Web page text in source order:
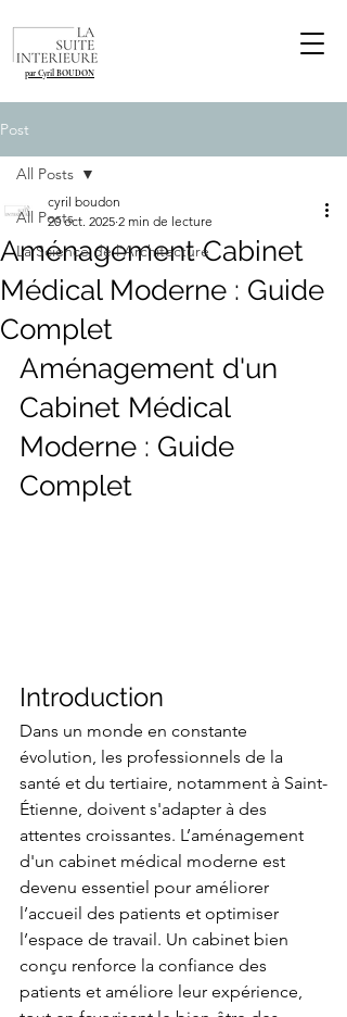
par Cyril BOUDON
Post
All Posts
La Science de l'Architecture
All Posts
Aménagement Cabinet
Médical Moderne : Guide
Complet
cyril boudon
20 oct. 2025 2 min de lecture
Aménagement d'un
Cabinet Médical
Moderne : Guide
Complet
Introduction
Dans un monde en constante
évolution, les professionnels de la
santé et du tertiaire, notamment à Saint-
Étienne, doivent s'adapter à des
attentes croissantes. L’aménagement
d'un cabinet médical moderne est
devenu essentiel pour améliorer
l’accueil des patients et optimiser
l’espace de travail. Un cabinet bien
conçu renforce la confiance des
patients et améliore leur expérience,